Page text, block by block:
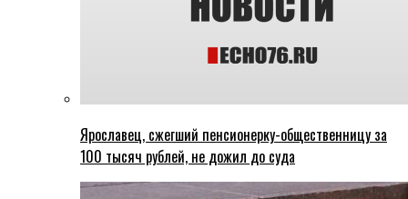
Ярославец, сжегший пенсионерку-общественницу за
100 тысяч рублей, не дожил до суда